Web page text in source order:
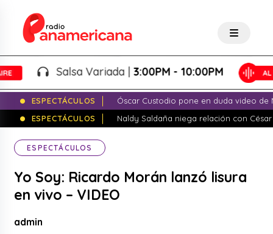
Salsa Variada |3:00PM - 10:00PM
ESPECTÁCULOS
Óscar Custodio pone en duda video de
ESPECTÁCULOS
Naldy Saldaña niega relación con
ESPECTÁCULOS
Yo Soy: Ricardo Morán lanzó lisura
en vivo – VIDEO
admin